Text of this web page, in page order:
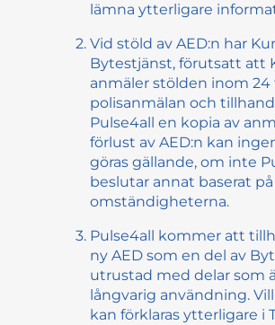
lämna ytterligare
Vid stöld av AED:n har
Bytestjänst, förutsatt att
anmäler stölden inom
polisanmälan och
Pulse4all en kopia av
förlust av AED:n kan
göras gällande, om inte
beslutar annat baserat på
omständigheterna.
Pulse4all kommer att
ny AED som en del av
utrustad med delar som
långvarig användning.
kan förklaras ytterligare i